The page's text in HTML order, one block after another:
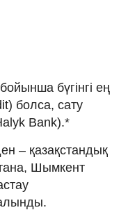
бүгінгі ең
болса, сату
Bank).*
– қазақстандық
Шымкент